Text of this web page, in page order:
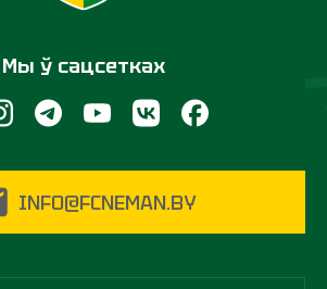
Мы ў сацсетках
INFO@FCNEMAN.BY